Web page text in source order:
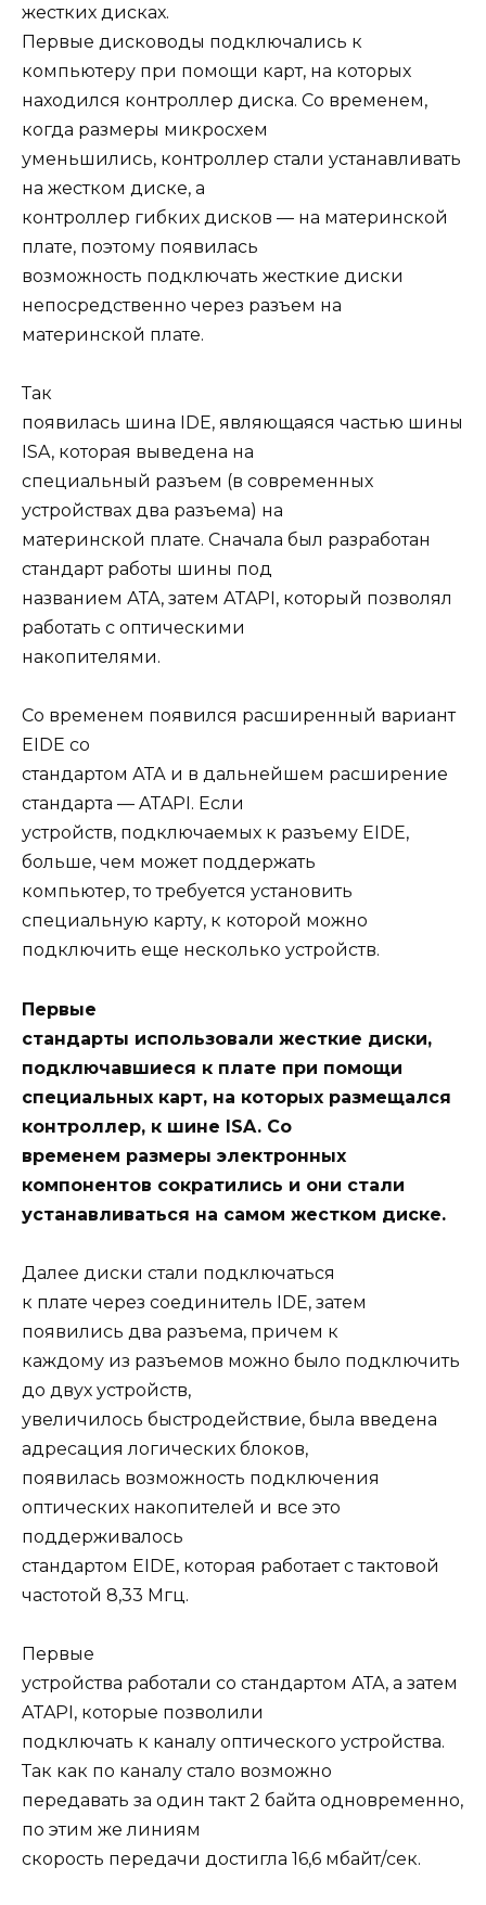
жестких дисках.
Первые дисководы подключались к
компьютеру при помощи карт, на которых
находился контроллер диска. Со временем,
когда размеры микросхем
уменьшились, контроллер стали устанавливать
на жестком диске, а
контроллер гибких дисков — на материнской
плате, поэтому появилась
возможность подключать жесткие диски
непосредственно через разъем на
материнской плате.
Так
появилась шина IDE, являющаяся частью шины
ISA, которая выведена на
специальный разъем (в современных
устройствах два разъема) на
материнской плате. Сначала был разработан
стандарт работы шины под
названием АТА, затем ATAPI, который позволял
работать с оптическими
накопителями.
Со временем появился расширенный вариант
EIDE со
стандартом АТА и в дальнейшем расширение
стандарта — ATAPI. Если
устройств, подключаемых к разъему EIDE,
больше, чем может поддержать
компьютер, то требуется установить
специальную карту, к которой можно
подключить еще несколько устройств.
Первые
стандарты использовали жесткие диски,
подключавшиеся к плате при помощи
специальных карт, на которых размещался
контроллер, к шине ISA. Со
временем размеры электронных
компонентов сократились и они стали
устанавливаться на самом жестком диске.
Далее диски стали подключаться
к плате через соединитель IDE, затем
появились два разъема, причем к
каждому из разъемов можно было подключить
до двух устройств,
увеличилось быстродействие, была введена
адресация логических блоков,
появилась возможность подключения
оптических накопителей и все это
поддерживалось
стандартом EIDE, которая работает с тактовой
частотой 8,33 Мгц.
Первые
устройства работали со стандартом АТА, а затем
ATAPI, которые позволили
подключать к каналу оптического устройства.
Так как по каналу стало возможно
передавать за один такт 2 байта одновременно,
по этим же линиям
скорость передачи достигла 16,6 мбайт/сек.